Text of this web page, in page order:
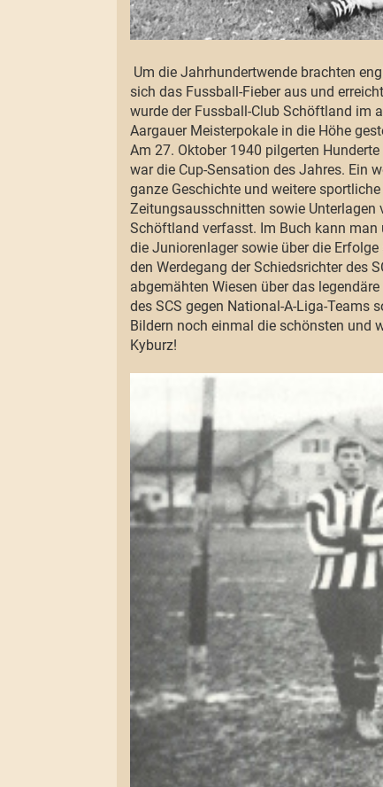
Um die Jahrhundertwende brachten
sich das Fussball-Fieber aus und
wurde der Fussball-Club Schöftland im
Aargauer Meisterpokale in die Höhe
Am 27. Oktober 1940 pilgerten
war die Cup-Sensation des Jahres. Ein
ganze Geschichte und weitere
Zeitungsausschnitten sowie Unterlagen
Schöftland verfasst. Im Buch kann man
die Juniorenlager sowie über die
den Werdegang der Schiedsrichter des
abgemähten Wiesen über das
des SCS gegen National-A-Liga-
Bildern noch einmal die schönsten und
Kyburz!